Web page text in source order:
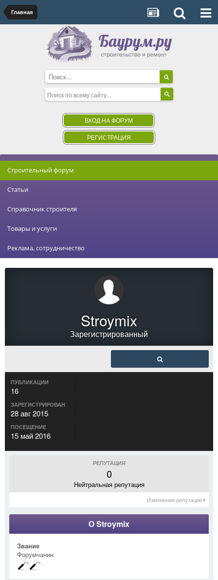
Главная
ВХОД НА ФОРУМ
РЕГИСТРАЦИЯ
Строительный форум
Статьи
Справочник строителя
Товары и услуги
Реклама, сотрудничество
Stroymix
Зарегистрированный
ПУБЛИКАЦИИ
16
ЗАРЕГИСТРИРОВАН
28 авг 2015
ПОСЕЩЕНИЕ
15 май 2016
РЕПУТАЦИЯ
0
Нейтральная репутация
Изменения репутации
О Stroymix
Звание
Форумчанин